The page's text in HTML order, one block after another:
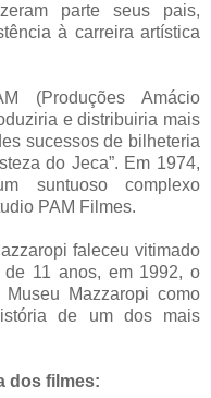
parte seus pais,
à carreira artística
(Produções Amácio
e distribuiria mais
sucessos de bilheteria
do Jeca”. Em 1974,
suntuoso complexo
PAM Filmes.
faleceu vitimado
11 anos, em 1992, o
Mazzaropi como
de um dos mais
dos filmes: